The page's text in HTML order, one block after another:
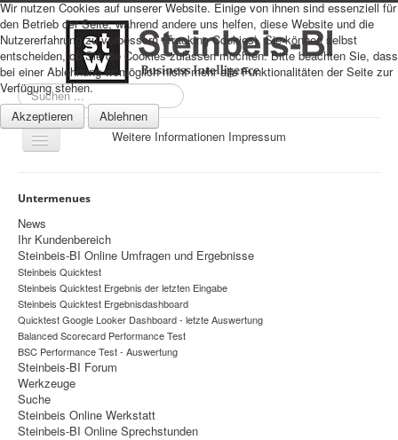
Suchen
...
Navigation
an/aus
Datenschutz
Impressum
Home
Prognosen
Beratung
Management
Controlling
Untermenues
News
Ihr Kundenbereich
Steinbeis-BI Online Umfragen und Ergebnisse
Steinbeis Quicktest
Steinbeis Quicktest Ergebnis der letzten Eingabe
Steinbeis Quicktest Ergebnisdashboard
Quicktest Google Looker Dashboard - letzte Auswertung
Balanced Scorecard Performance Test
BSC Performance Test - Auswertung
Steinbeis-BI Forum
Werkzeuge
Suche
Steinbeis Online Werkstatt
Steinbeis-BI Online Sprechstunden
Wir nutzen Cookies auf unserer Website. Einige von ihnen sind essenziell für
den Betrieb der Seite, während andere uns helfen, diese Website und die
Nutzererfahrung zu verbessern (Tracking Cookies). Sie können selbst
entscheiden, ob Sie die Cookies zulassen möchten. Bitte beachten Sie, dass
bei einer Ablehnung womöglich nicht mehr alle Funktionalitäten der Seite zur
Verfügung stehen.
Akzeptieren
Ablehnen
Weitere Informationen Impressum